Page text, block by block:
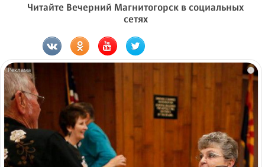
Читайте Вечерний Магнитогорск в социальных
сетях
i